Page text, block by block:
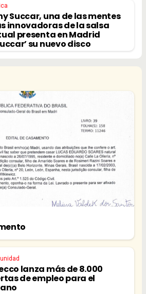
Succar, una de las mentes
innovadoras de la salsa
presenta en Madrid
su nuevo disco
lanza más de 8.000
de empleo para el